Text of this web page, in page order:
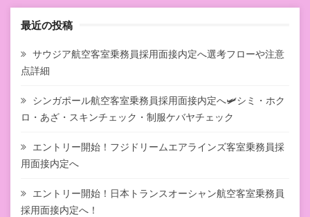
最近の投稿
サウジア航空客室乗務員採用面接内定へ選考フローや注意
点詳細
シンガポール航空客室乗務員採用面接内定へ🛩シミ・ホク
ロ・あざ・スキンチェック・制服ケバヤチェック
エントリー開始！フジドリームエアラインズ客室乗務員採
用面接内定へ
エントリー開始！日本トランスオーシャン航空客室乗務員
採用面接内定へ！